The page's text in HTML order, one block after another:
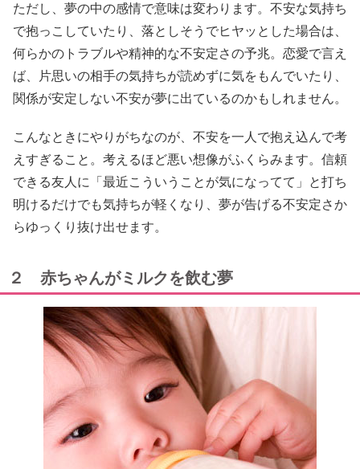
ただし、夢の中の感情で意味は変わります。不安な気持ち
で抱っこしていたり、落としそうでヒヤッとした場合は、
何らかのトラブルや精神的な不安定さの予兆。恋愛で言え
ば、片思いの相手の気持ちが読めずに気をもんでいたり、
関係が安定しない不安が夢に出ているのかもしれません。
こんなときにやりがちなのが、不安を一人で抱え込んで考
えすぎること。考えるほど悪い想像がふくらみます。信頼
できる友人に「最近こういうことが気になってて」と打ち
明けるだけでも気持ちが軽くなり、夢が告げる不安定さか
らゆっくり抜け出せます。
２ 赤ちゃんがミルクを飲む夢